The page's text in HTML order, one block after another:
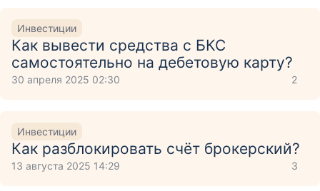
Инвестиции
Как вывести средства с БКС
самостоятельно на дебетовую карту?
30 апреля 2025 02:30 2
Инвестиции
Как разблокировать счёт брокерский?
13 августа 2025 14:29 3